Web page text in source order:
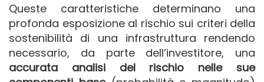
Queste caratteristiche determinano una
profonda esposizione al rischio sui criteri della
sostenibilità di una infrastruttura rendendo
necessario, da parte dell’investitore, una
accurata analisi del rischio nelle sue